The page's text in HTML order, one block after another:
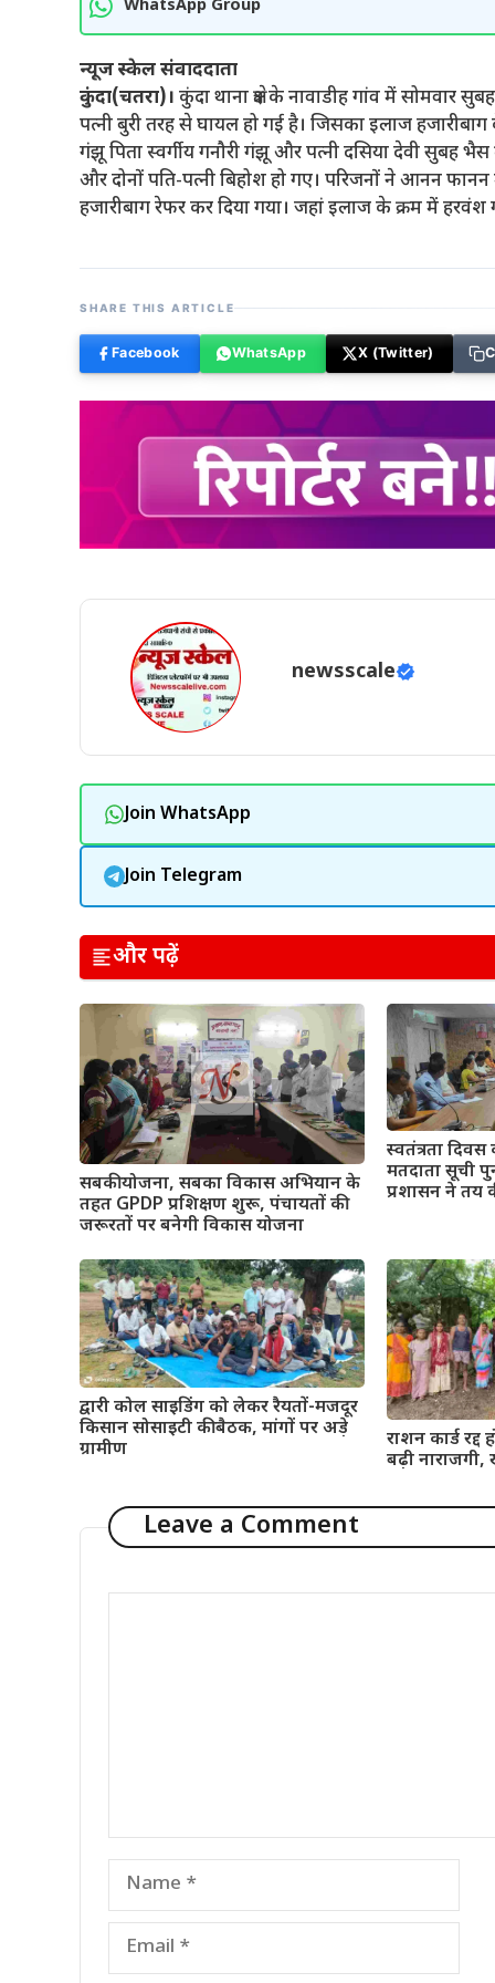
WhatsApp Group
न्यूज स्केल संवाददाता
कुंदा(चतरा)। कुंदा थाना क्षेत्र के नावाडीह गांव में सोमवार
पत्नी बुरी तरह से घायल हो गई है। जिसका इलाज
गंझू पिता स्वर्गीय गनौरी गंझू और पत्नी दसिया देवी
और दोनों पति-पत्नी बिहोश हो गए। परिजनों ने आनन फानन
हजारीबाग रेफर कर दिया गया। जहां इलाज के क्रम में हरवंश
SHARE THIS ARTICLE
Facebook WhatsApp X (Twitter)
newsscale
Join WhatsApp
Join Telegram
और पढ़ें
सबकी योजना, सबका विकास अभियान के
तहत GPDP प्रशिक्षण शुरू, पंचायतों की
जरूरतों पर बनेगी विकास योजना
स्वतंत्रता दिवस
मतदाता सूची
प्रशासन ने तय
द्वारी कोल साइडिंग को लेकर रैयतों-मजदूर
किसान सोसाइटी की बैठक, मांगों पर अड़े
ग्रामीण
राशन कार्ड रद्द
बढ़ी नाराजगी,
Leave a Comment
Name
Email